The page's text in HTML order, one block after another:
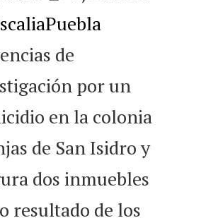
de
por un
en la colonia
de San Isidro y
dos inmuebles
resultado de los